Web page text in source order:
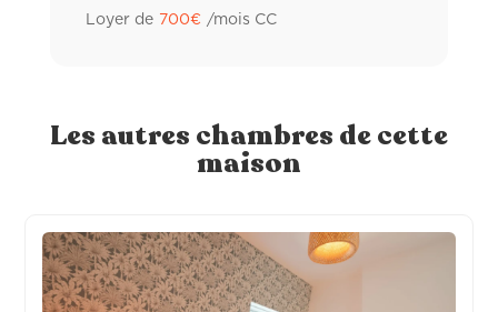
Frigo individuel
Sèche-cheveux
Loyer de 700€ /mois CC
Les autres chambres de cette
maison